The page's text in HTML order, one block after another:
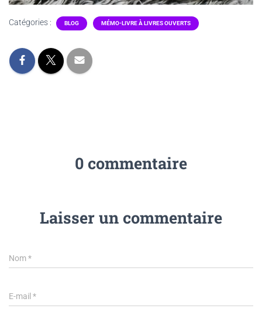
Catégories : BLOG MÉMO-LIVRE À LIVRES OUVERTS
0 commentaire
Laisser un commentaire
Nom*
E-mail *